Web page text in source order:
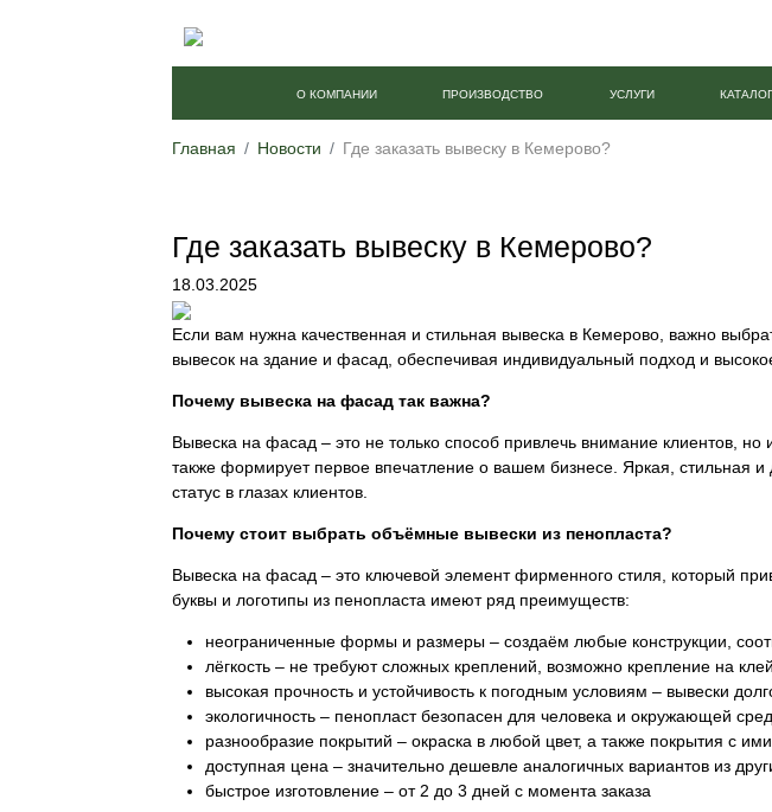
О КОМПАНИИ ПРОИЗВОДСТВО УСЛУГИ КАТАЛОГ
Главная Новости Где заказать вывеску в Кемерово?
Где заказать вывеску в Кемерово?
18.03.2025
Если вам нужна качественная и стильная вывеска в Кемерово, важно
вывесок на здание и фасад, обеспечивая индивидуальный подход и
Почему вывеска на фасад так важна?
Вывеска на фасад – это не только способ привлечь внимание клиентов,
также формирует первое впечатление о вашем бизнесе. Яркая, стильная
статус в глазах клиентов.
Почему стоит выбрать объёмные вывески из пенопласта?
Вывеска на фасад – это ключевой элемент фирменного стиля, который
буквы и логотипы из пенопласта имеют ряд преимуществ:
неограниченные формы и размеры – создаём любые конструкции,
лёгкость – не требуют сложных креплений, возможно крепление на
высокая прочность и устойчивость к погодным условиям – вывески
экологичность – пенопласт безопасен для человека и окружающей
разнообразие покрытий – окраска в любой цвет, а также покрытия с
доступная цена – значительно дешевле аналогичных вариантов из
быстрое изготовление – от 2 до 3 дней с момента заказа